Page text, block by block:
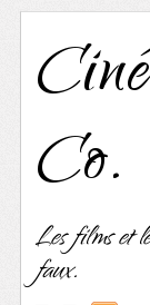
Co.
Les films et
faux.